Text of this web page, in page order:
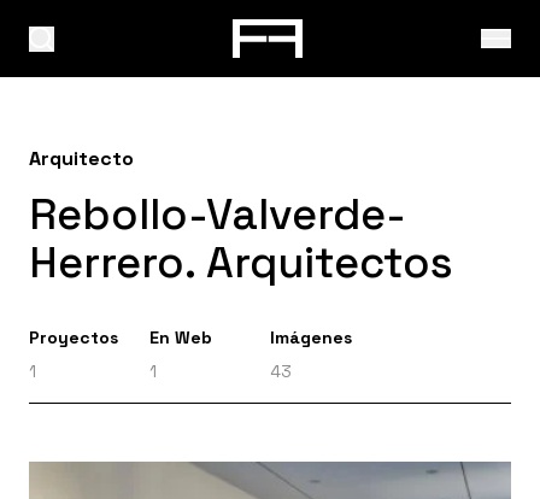
Arquitecto
Rebollo-Valverde-
Herrero. Arquitectos
Proyectos
1
En Web
1
Imágenes
43